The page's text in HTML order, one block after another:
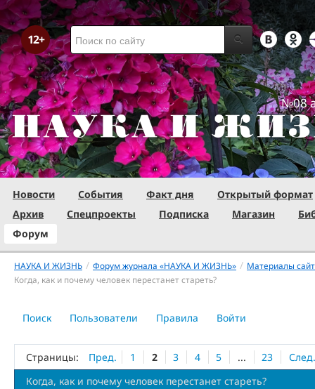
№08
Новости События Факт дня
Открытый формат
Архив
Спецпроекты Подписка Магазин
Форум
НАУКА И ЖИЗНЬ / Форум журнала «НАУКА И ЖИЗНЬ» / Материалы
Когда, как и почему человек перестанет стареть?
Поиск Пользователи Правила Войти
Страницы: Пред. 1 2 3 4 5 ... 23
След.
Когда, как и почему человек перестанет стареть?